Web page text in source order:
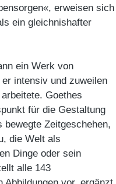
erweisen sich
ein gleichnishafter
ein Werk von
intensiv und zuweilen
Goethes
für die Gestaltung
bewegte Zeitgeschehen,
die Welt als
Dinge oder sein
alle 143